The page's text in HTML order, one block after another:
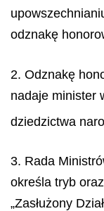
odznakę
2. Odznakę
nadaje minister
dziedzictwa
3. Rada
określa tryb
„Zasłużony